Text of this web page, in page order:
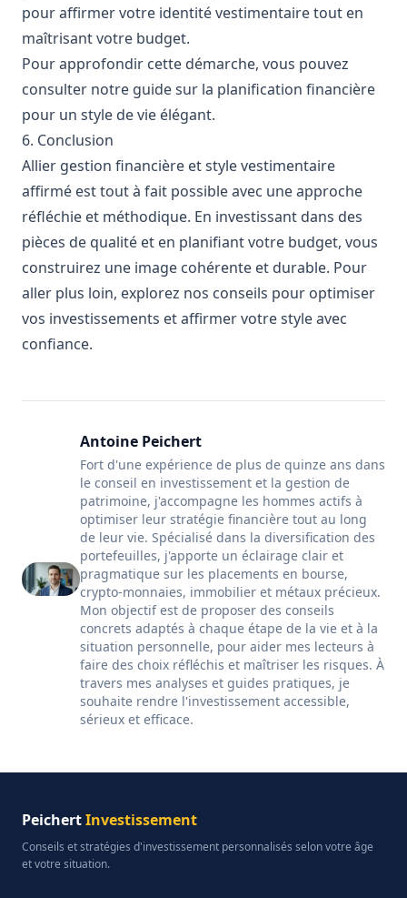
pour affirmer votre identité vestimentaire tout en
maîtrisant votre budget.
Pour approfondir cette démarche, vous pouvez
consulter notre guide sur la planification financière
pour un style de vie élégant.
6. Conclusion
Allier gestion financière et style vestimentaire
affirmé est tout à fait possible avec une approche
réfléchie et méthodique. En investissant dans des
pièces de qualité et en planifiant votre budget, vous
construirez une image cohérente et durable. Pour
aller plus loin, explorez nos conseils pour optimiser
vos investissements et affirmer votre style avec
confiance.
Antoine Peichert
Fort d'une expérience de plus de quinze ans dans
le conseil en investissement et la gestion de
patrimoine, j'accompagne les hommes actifs à
optimiser leur stratégie financière tout au long
de leur vie. Spécialisé dans la diversification des
portefeuilles, j'apporte un éclairage clair et
pragmatique sur les placements en bourse,
crypto-monnaies, immobilier et métaux précieux.
Mon objectif est de proposer des conseils
concrets adaptés à chaque étape de la vie et à la
situation personnelle, pour aider mes lecteurs à
faire des choix réfléchis et maîtriser les risques. À
travers mes analyses et guides pratiques, je
souhaite rendre l'investissement accessible,
sérieux et efficace.
PeichertInvestissement
Conseils et stratégies d'investissement personnalisés selon votre âge
et votre situation.